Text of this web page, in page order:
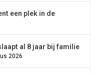
een plek in de
al 8 jaar bij familie
2026